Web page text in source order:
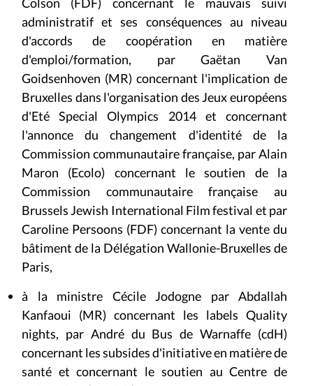
administratif et ses conséquences au niveau
d'accords de coopération en matière
d'emploi/formation, parGaëtan Van
Goidsenhoven (MR) concernant l'implication de
Bruxelles dans l'organisation des Jeux européens
d'Eté Special Olympics 2014 et concernant
l'annonce du changement d'identité de la
Commission communautaire française, par Alain
Maron (Ecolo) concernant le soutien de la
Commission communautaire française au
Brussels Jewish International Film festival et par
Caroline Persoons (FDF) concernant la vente du
bâtiment de la Délégation Wallonie-Bruxelles de
Paris,
à la ministre Cécile Jodogne parAbdallah
Kanfaoui (MR) concernant les labels Quality
nights, par André du Bus de Warnaffe (cdH)
concernant les subsides d'initiative en matière de
santé etconcernant le soutien au Centre de